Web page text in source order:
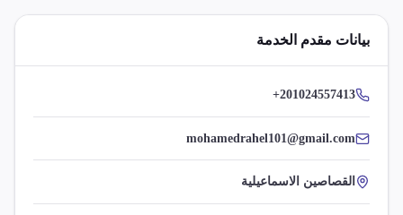
بيانات مقدم الخدمة
+201024557413
mohamedrahel101@gmail.com
القصاصين الاسماعيلية